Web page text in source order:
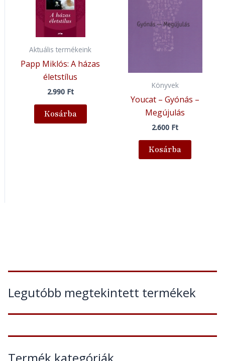
Legutóbb megtekintett termékek
Termék kategóriák
Aktuális termékeink
Papp Miklós: A házas
életstílus
2.990 Ft
Kosárba
Könyvek
Youcat – Gyónás –
Megújulás
2.600 Ft
Kosárba